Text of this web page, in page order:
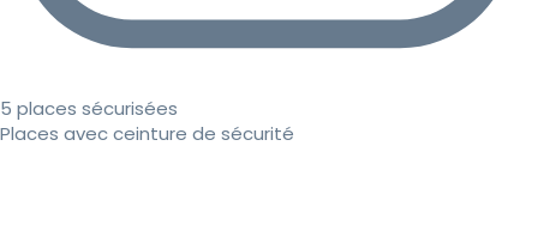
5 places sécurisées
Places avec ceinture de sécurité